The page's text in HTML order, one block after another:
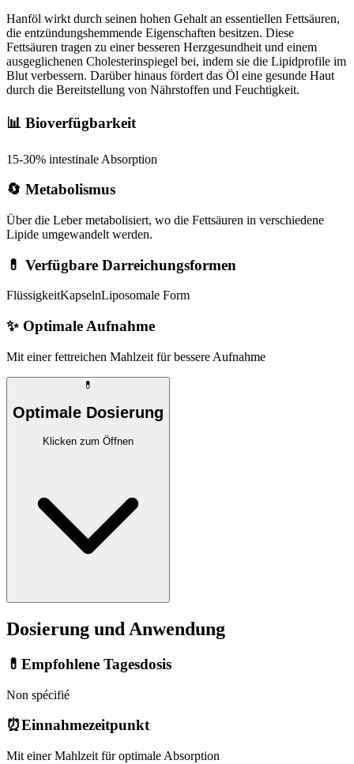
Hanföl wirkt durch seinen hohen Gehalt an essentiellen Fettsäuren,
die entzündungshemmende Eigenschaften besitzen. Diese
Fettsäuren tragen zu einer besseren Herzgesundheit und einem
ausgeglichenen Cholesterinspiegel bei, indem sie die Lipidprofile im
Blut verbessern. Darüber hinaus fördert das Öl eine gesunde Haut
durch die Bereitstellung von Nährstoffen und Feuchtigkeit.
📊 Bioverfügbarkeit
15-30% intestinale Absorption
🔄 Metabolismus
Über die Leber metabolisiert, wo die Fettsäuren in verschiedene
Lipide umgewandelt werden.
💊 Verfügbare Darreichungsformen
FlüssigkeitKapselnLiposomale Form
✨ Optimale Aufnahme
Mit einer fettreichen Mahlzeit für bessere Aufnahme
💊
Optimale Dosierung
Klicken zum Öffnen
Dosierung und Anwendung
💊 Empfohlene Tagesdosis
Non spécifié
⏰Einnahmezeitpunkt
Mit einer Mahlzeit für optimale Absorption